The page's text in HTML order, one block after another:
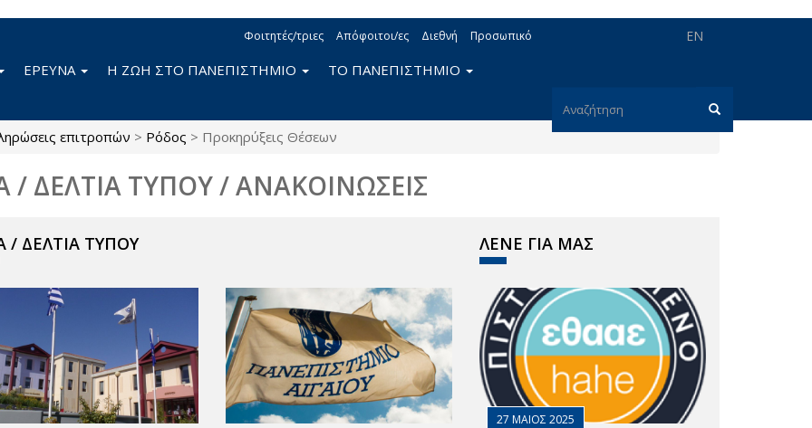
EN
Φοιτητές/τριες Απόφοιτοι/ες Διεθνή Προσωπικό
Φόρμα
ΕΡΕΥΝΑ Η ΖΩΗ ΣΤΟ ΠΑΝΕΠΙΣΤΗΜΙΟ ΤΟ ΠΑΝΕΠΙΣΤΗΜΙΟ
επιτροπών > Ρόδος > Προκηρύξεις Θέσεων
/ ΔΕΛΤΙΑ ΤΥΠΟΥ / ΑΝΑΚΟΙΝΩΣΕΙΣ
/ ΔΕΛΤΙΑ ΤΥΠΟΥ ΛΕΝΕ ΓΙΑ ΜΑΣ
27 ΜΑΙΟΣ 2025